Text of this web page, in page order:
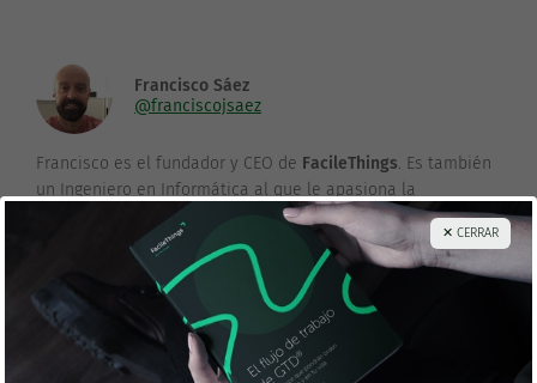
Francisco Sáez
@franciscojsaez
Francisco es el fundador y CEO de FacileThings. Es también
un Ingeniero en Informática al que le apasiona la
productividad personal y la filosofía GTD como medios para
lograr una vida mejor.
Los 5 pasos que pondrán tu vida
✕ CERRAR